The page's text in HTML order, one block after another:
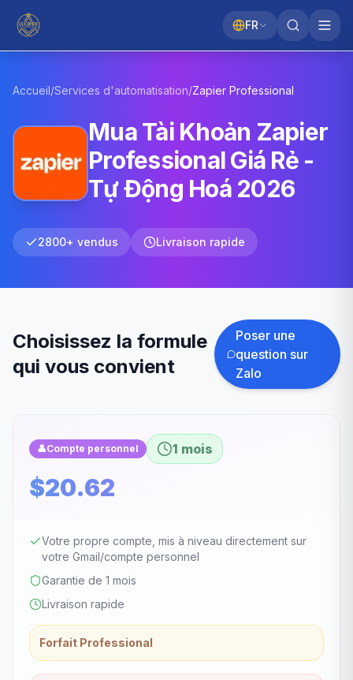
FR
Accueil/Services d'automatisation/Zapier Professional
Mua Tài Khoản Zapier
Professional Giá Rẻ -
Tự Động Hoá 2026
2800+ vendus Livraison rapide
Choisissez la formule
qui vous convient
Poser une
question sur
Zalo
👤Compte personnel 1 mois
$20.62
Votre propre compte, mis à niveau directement sur
votre Gmail/compte personnel
Garantie de 1 mois
Livraison rapide
Forfait Professional